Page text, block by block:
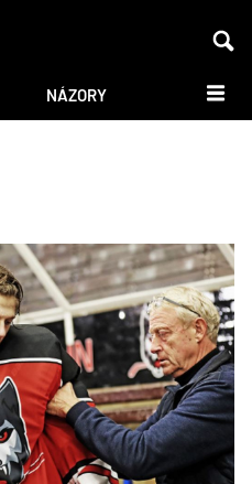
NÁZORY DALŠÍ